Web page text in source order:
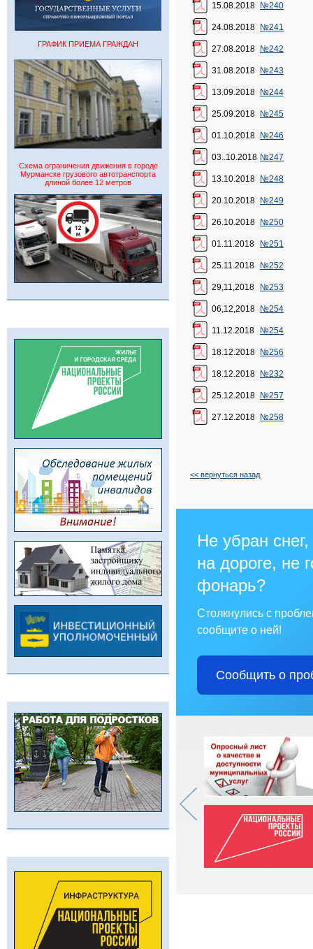
ГРАФИК ПРИЕМА ГРАЖДАН
Схема ограничения движения в городе
Мурманске грузового автотранспорта
длиной более 12 метров
15.08.2018 №240
24.08.2018 №241
27.08.2018 №242
31.08.2018 №243
13.09.2018 №244
25.09.2018 №245
01.10.2018 №246
03..10.2018 №247
13.10.2018 №248
20.10.2018 №249
26.10.2018 №250
01.11.2018 №251
25.11.2018 №252
29,11,2018 №253
06,12,2018 №254
11.12.2018 №254
18.12.2018 №256
18.12.2018 №232
25.12.2018 №257
27.12.2018 №258
<< вернуться назад
Не убран
на дороге, не
фонарь?
Столкнулись с
сообщите о ней!
Сообщить о